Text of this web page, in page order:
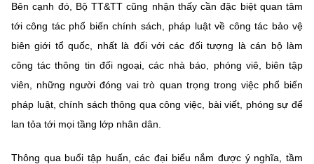
Bên cạnh đó, Bộ TT&TT cũng nhận thấy cần đặc biệt quan tâm
tới công tác phổ biến chính sách, pháp luật về công tác bảo vệ
biên giới tổ quốc, nhất là đối với các đối tượng là cán bộ làm
công tác thông tin đối ngoại, các nhà báo, phóng viê, biên tập
viên, những người đóng vai trò quan trọng trong việc phổ biến
pháp luật, chính sách thông qua công việc, bài viết, phóng sự để
lan tỏa tới mọi tầng lớp nhân dân.
Thông qua buổi tập huấn, các đại biểu nắm được ý nghĩa, tầm